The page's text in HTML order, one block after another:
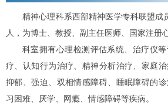
精神心理科系西部精神医学专科联盟成
人，为博士、教授、副主任医师、国家注册
科室拥有心理检测评估系统、治疗仪
疗、认知行为治疗、精神分析治疗、家庭治
抑郁、强迫、双相情感障碍、睡眠障碍的
习困难、厌学、网瘾、情感障碍等疾病。